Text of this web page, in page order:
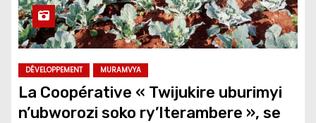
DÉVELOPPEMENT MURAMVYA
La Coopérative « Twijukire uburimyi
n’ubworozi soko ry’Iterambere », se